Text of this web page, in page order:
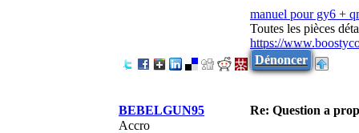
manuel pour gy6 +
Toutes les pièces
https://
Dénoncer
BEBELGUN95
Re: Question a
Accro